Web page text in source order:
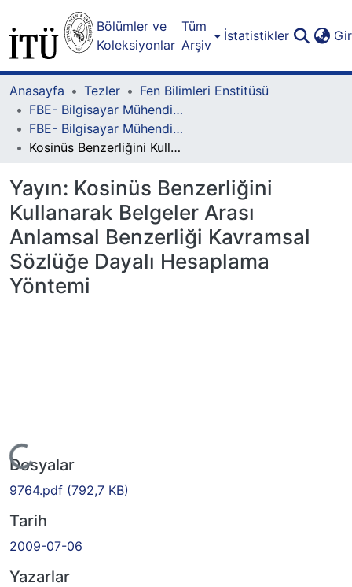
Bölümler ve
Koleksiyonlar
Tüm
Arşiv
İstatistikler
Anasayfa Tezler
Fen Bilimleri Enstitüsü
FBE- Bilgisayar Mühendisliği Lisansüstü Programı
FBE- Bilgisayar Mühendisliği Lisansüstü Programı - Yüksek Lisans
Kosinüs Benzerliğini Kullanarak Belgeler Arası Anlamsal Benzerliği Kavramsal Sözlüğe Dayalı Hesaplama Yöntemi
Yayın: Kosinüs Benzerliğini
Kullanarak Belgeler Arası
Anlamsal Benzerliği Kavramsal
Sözlüğe Dayalı Hesaplama
Yöntemi
Yükleniyor...
Dosyalar
9764.pdf (792,7 KB)
Tarih
2009-07-06
Yazarlar